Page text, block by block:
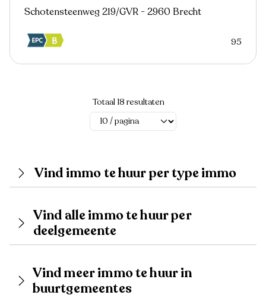
Schotensteenweg 219/GVR - 2960 Brecht
95
Totaal 18 resultaten
Vind immo te huur per type immo
Vind alle immo te huur per
deelgemeente
Vind meer immo te huur in
buurtgemeentes